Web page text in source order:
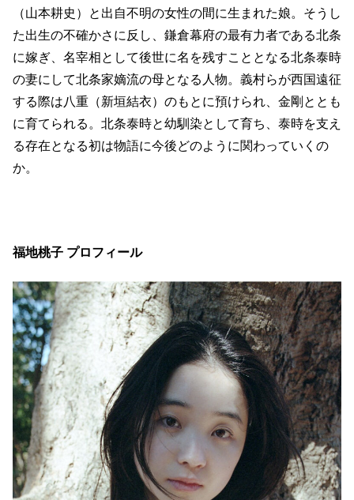
（山本耕史）と出自不明の女性の間に生まれた娘。そうし
た出生の不確かさに反し、鎌倉幕府の最有力者である北条
に嫁ぎ、名宰相として後世に名を残すこととなる北条泰時
の妻にして北条家嫡流の母となる人物。義村らが西国遠征
する際は八重（新垣結衣）のもとに預けられ、金剛ととも
に育てられる。北条泰時と幼馴染として育ち、泰時を支え
る存在となる初は物語に今後どのように関わっていくの
か。
福地桃子 プロフィール